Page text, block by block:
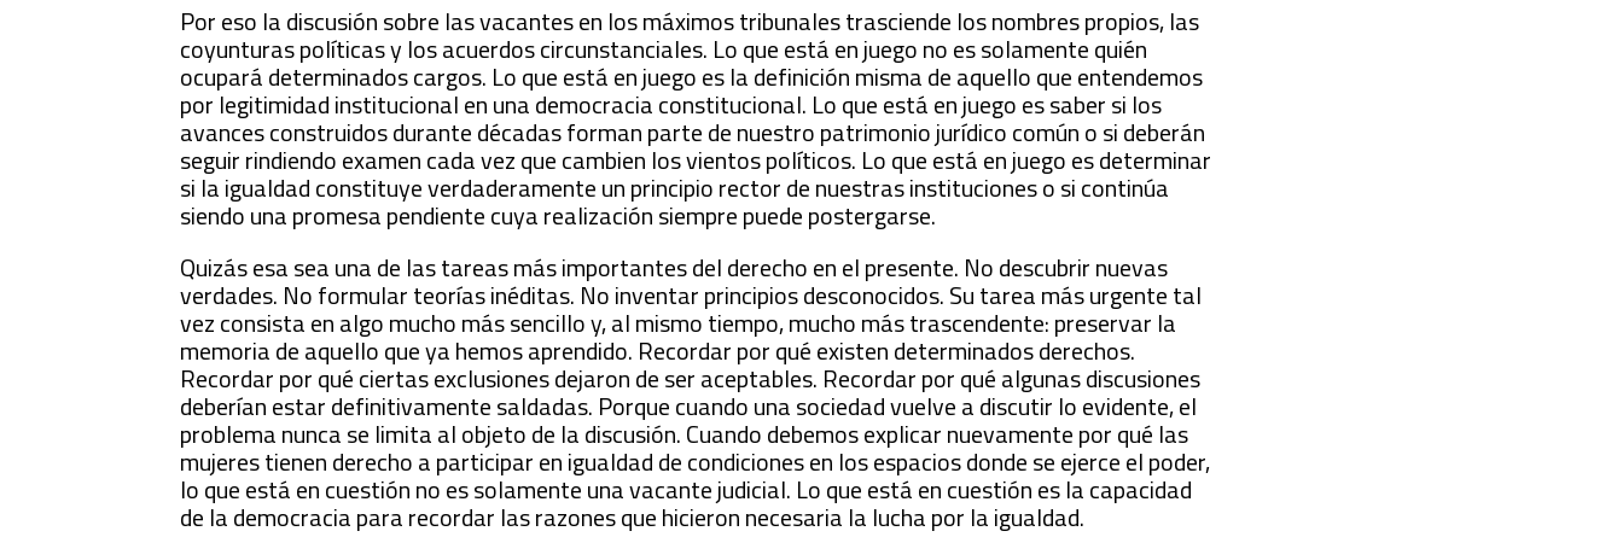
Por eso la discusión sobre las vacantes en los máximos tribunales trasciende los nombres propios, las
coyunturas políticas y los acuerdos circunstanciales. Lo que está en juego no es solamente quién
ocupará determinados cargos. Lo que está en juego es la definición misma de aquello que entendemos
por legitimidad institucional en una democracia constitucional. Lo que está en juego es saber si los
avances construidos durante décadas forman parte de nuestro patrimonio jurídico común o si deberán
seguir rindiendo examen cada vez que cambien los vientos políticos. Lo que está en juego es determinar
si la igualdad constituye verdaderamente un principio rector de nuestras instituciones o si continúa
siendo una promesa pendiente cuya realización siempre puede postergarse.
Quizás esa sea una de las tareas más importantes del derecho en el presente. No descubrir nuevas
verdades. No formular teorías inéditas. No inventar principios desconocidos. Su tarea más urgente tal
vez consista en algo mucho más sencillo y, al mismo tiempo, mucho más trascendente: preservar la
memoria de aquello que ya hemos aprendido. Recordar por qué existen determinados derechos.
Recordar por qué ciertas exclusiones dejaron de ser aceptables. Recordar por qué algunas discusiones
deberían estar definitivamente saldadas. Porque cuando una sociedad vuelve a discutir lo evidente, el
problema nunca se limita al objeto de la discusión. Cuando debemos explicar nuevamente por qué las
mujeres tienen derecho a participar en igualdad de condiciones en los espacios donde se ejerce el poder,
lo que está en cuestión no es solamente una vacante judicial. Lo que está en cuestión es la capacidad
de la democracia para recordar las razones que hicieron necesaria la lucha por la igualdad.